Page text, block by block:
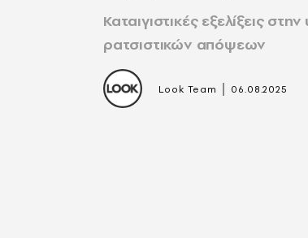
Καταιγιστικές εξελίξεις
ρατσιστικών απόψεων
Look Team 06.08.2025